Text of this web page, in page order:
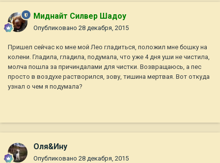
Миднайт Силвер Шадоу
Опубликовано 28 декабря, 2015
Пришел сейчас ко мне мой Лео гладиться, положил мне бошку на
колени. Гладила, гладила, подумала, что уже 4 дня уши не чистила,
молча пошла за причиндалами для чистки. Возвращаюсь, а пес
просто в воздухе растворился, зову, тишина мертвая. Вот откуда
узнал о чем я подумала?
Оля&Ину
Опубликовано 28 декабря, 2015